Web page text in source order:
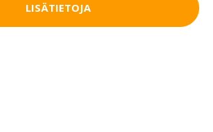
LISÄTIETOJA